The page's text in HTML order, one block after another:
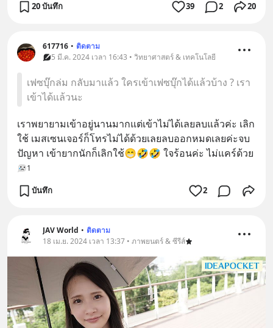
20 บันทึก 39 2 20
617716 • ติดตาม
5 มี.ค. 2024 เวลา 16:43 • วิทยาศาสตร์ & เทคโนโลยี
เฟซบุ๊กล่ม กลับมาแล้ว ใครเข้าเฟซบุ๊กได้แล้วบ้าง ? เรา
เข้าได้แล้วนะ
เราพยายามเข้าอยู่นานมากแต่เข้าไม่ได้เลยลบแล้วค่ะ เลิก
ใช้ เมสเซนเจอร์ก็โทรไม่ได้ด้วยเลยลบออกหมดเลยค่ะจบ
ปัญหา เข้ายากนักก็เลิกใช้😁🤣🤣 ใจร้อนค่ะ ไม่แคร์ด้วย
1
บันทึก 2
JAV World • ติดตาม
18 เม.ย. 2024 เวลา 13:37 • ภาพยนตร์ & ซีรีส์